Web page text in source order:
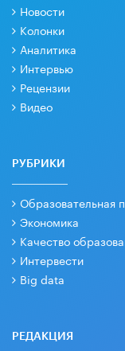
Новости
Колонки
Аналитика
Интервью
Рецензии
Видео
РУБРИКИ
Образовательная
Экономика
Качество
Интервести
Big data
РЕДАКЦИЯ